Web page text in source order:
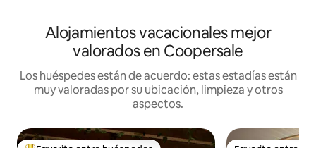
Alojamientos vacacionales mejor
valorados en Coopersale
Los huéspedes están de acuerdo: estas estadías están
muy valoradas por su ubicación, limpieza y otros
aspectos.